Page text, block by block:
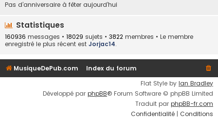
Pas d’anniversaire à fêter aujourd’hui
Statistiques
160936 messages • 18029 sujets • 3822 membres • Le membre
enregistré le plus récent est Jorjac14.
MusiqueDePub.com
Index du forum
Flat Style by Ian Bradley
Développé par phpBB® Forum Software © phpBB Limited
Traduit par phpBB-fr.com
Confidentialité | Conditions